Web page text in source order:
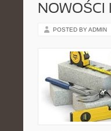
NOWOŚCI
POSTED BY ADMIN